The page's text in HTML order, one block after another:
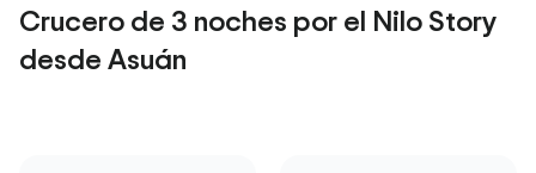
Crucero de 3 noches por el Nilo Story
desde Asuán